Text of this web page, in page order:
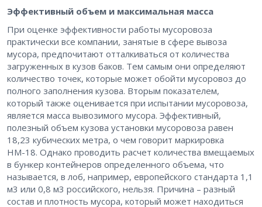
Эффективный объем и максимальная масса
При оценке эффективности работы мусоровоза
практически все компании, занятые в сфере вывоза
мусора, предпочитают отталкиваться от количества
загруженных в кузов баков. Тем самым они определяют
количество точек, которые может обойти мусоровоз до
полного заполнения кузова. Вторым показателем,
который также оценивается при испытании мусоровоза,
является масса вывозимого мусора. Эффективный,
полезный объем кузова установки мусоровоза равен
18,23 кубических метра, о чем говорит маркировка
НМ-18. Однако проводить расчет количества вмещаемых
в бункер контейнеров определенного объема, что
называется, в лоб, например, европейского стандарта 1,1
м3 или 0,8 м3 российского, нельзя. Причина – разный
состав и плотность мусора, который может находиться